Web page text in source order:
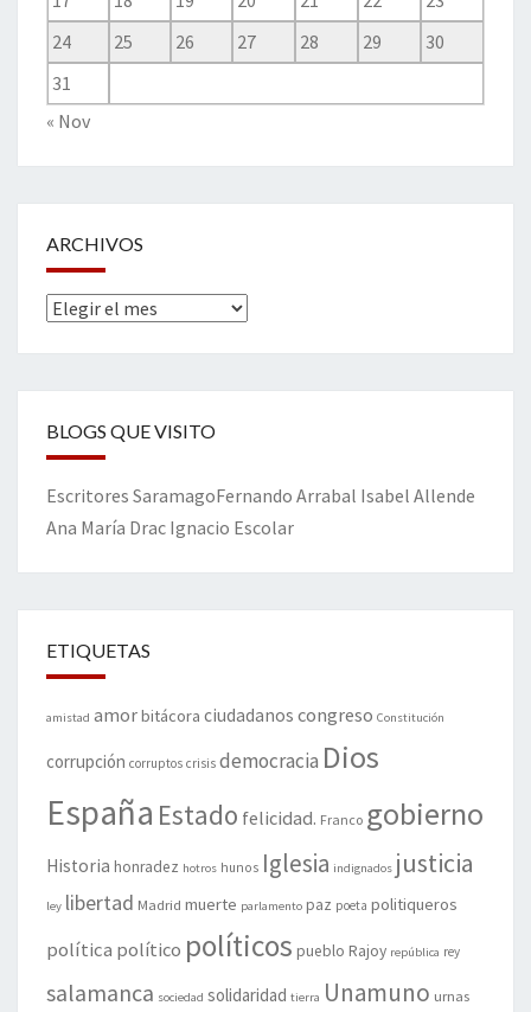
24
25 26 27 28 29
30
31
« Nov
ARCHIVOS
Archivos
BLOGS QUE VISITO
Escritores SaramagoFernando Arrabal Isabel Allende
Ana María Drac Ignacio Escolar
ETIQUETAS
amistad amorbitácora ciudadanos congreso Constitución
corrupción corruptos crisis democracia Dios
España Estado felicidad. Franco gobierno
Historia honradez hotros hunos Iglesia indignados justicia
ley libertad Madrid muerte parlamento paz poeta politiqueros
política político políticos pueblo Rajoy república rey
salamanca sociedad solidaridad tierra Unamuno urnas